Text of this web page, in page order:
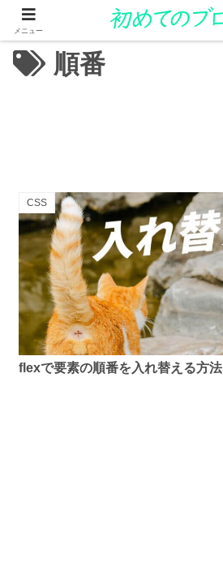
順番
CSS
flexで要素の順番を入れ替える方法
メニュー